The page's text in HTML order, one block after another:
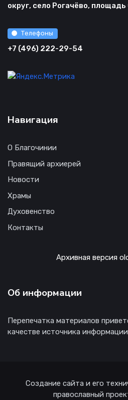
округ, село Рогачёво,
Телефоны
+7 (496) 222-29-54
Навигация
О Благочинии
Правящий архиерей
Новости
Храмы
Духовенство
Контакты
Архивная версия
Об информации
Перепечатка материалов
качестве источника
Создание сайта и его
православный